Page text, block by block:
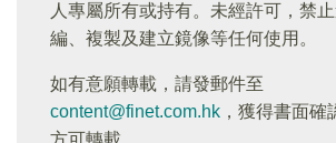
人專屬所有或持有。未經許可，禁
編、複製及建立鏡像等任何使用。
如有意願轉載，請發郵件至
content@finet.com.hk ，獲得書面確
方可轉載。